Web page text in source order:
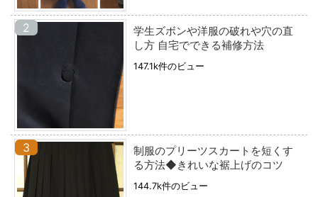
学生ズボンや洋服の破れや穴の直
し方 自宅でできる補修方法
147.1k件のビュー
制服のプリーツスカートを短くす
る方法◆きれいな裾上げのコツ
144.7k件のビュー